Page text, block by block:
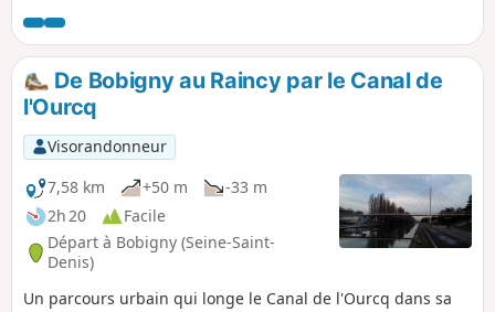
inhospitalier (locum horroris et vaste solituninis) baptisé
Herremivallis, le val de l'ermite. Une partie du terrain lui
appartenait déjà, et les comtes de Beaumont et Clermont lui
cèdent volontiers les autres terres. Rejoint par d’autres
compagnons, ils défrichent le terrain situé dans une
dépression boisée formant vallon dans lequel coulent
plusieurs sources, et fondent l'abbaye d'Hérivaux.
De Bobigny au Raincy par le Canal de
l'Ourcq
Visorandonneur
7,58 km
+50 m
-33 m
2h 20
Facile
Départ à Bobigny (Seine-Saint-
Denis)
Un parcours urbain qui longe le Canal de l'Ourcq dans sa